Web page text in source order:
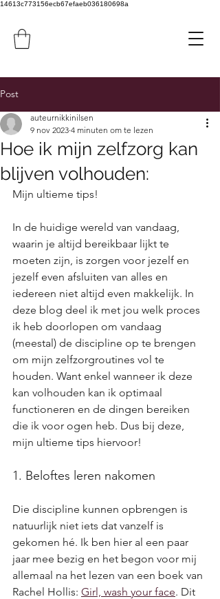
14613c773156ecb67efaeb036180698a
Post
Hoe ik mijn zelfzorg kan
blijven volhouden:
auteurnikkinilsen
9 nov 2023 4 minuten om te lezen
Mijn ultieme tips!
In de huidige wereld van vandaag,
waarin je altijd bereikbaar lijkt te
moeten zijn, is zorgen voor jezelf en
jezelf even afsluiten van alles en
iedereen niet altijd even makkelijk. In
deze blog deel ik met jou welk proces
ik heb doorlopen om vandaag
(meestal) de discipline op te brengen
om mijn zelfzorgroutines vol te
houden. Want enkel wanneer ik deze
kan volhouden kan ik optimaal
functioneren en de dingen bereiken
die ik voor ogen heb. Dus bij deze,
mijn ultieme tips hiervoor!
1. Beloftes leren nakomen
Die discipline kunnen opbrengen is
natuurlijk niet iets dat vanzelf is
gekomen hé. Ik ben hier al een paar
jaar mee bezig en het begon voor mij
allemaal na het lezen van een boek van
Rachel Hollis: Girl, wash your face. Dit